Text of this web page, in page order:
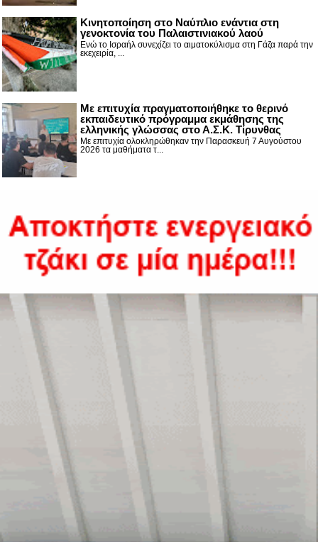
Κινητοποίηση στο Ναύπλιο ενάντια στη
γενοκτονία του Παλαιστινιακού λαού
Ενώ το Ισραήλ συνεχίζει το αιματοκύλισμα στη Γάζα παρά την
εκεχειρία, ...
Με επιτυχία πραγματοποιήθηκε το θερινό
εκπαιδευτικό πρόγραμμα εκμάθησης της
ελληνικής γλώσσας στο Α.Σ.Κ. Τίρυνθας
Με επιτυχία ολοκληρώθηκαν την Παρασκευή 7 Αυγούστου
2026 τα μαθήματα τ...